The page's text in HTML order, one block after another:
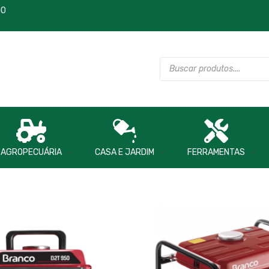
AGROPECUÁRIA CASA E JARDIM FERRAMENTAS